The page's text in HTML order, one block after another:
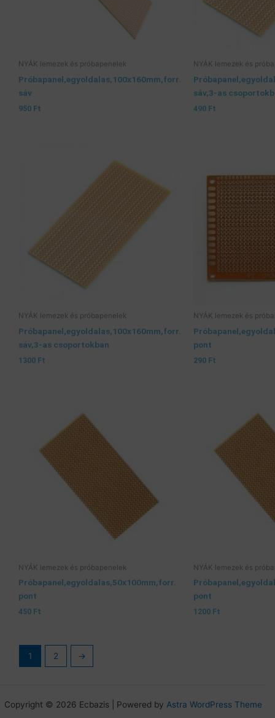
NYÁK lemezek és próbapenelek
Próbapanel,egyoldalas,100x160mm,forr.
sáv
950 Ft
NYÁK lemezek és
sáv,3-as
490 Ft
NYÁK lemezek és próbapenelek
Próbapanel,egyoldalas,100x160mm,forr.
sáv,3-as csoportokban
1300 Ft
NYÁK lemezek és
pont
290 Ft
NYÁK lemezek és próbapenelek
Próbapanel,egyoldalas,50x100mm,forr.
pont
450 Ft
NYÁK lemezek és
pont
1200 Ft
1 2 →
Copyright © 2026 Ecbazis | Powered by Astra WordPress Theme